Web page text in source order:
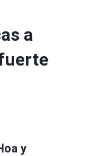
a
y